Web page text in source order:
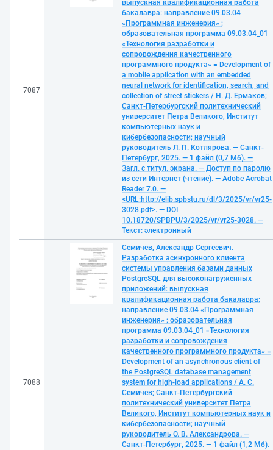
7087
выпускная квалификационная работа
бакалавра: направление 09.03.04
«Программная инженерия» ;
образовательная программа 09.03.04_01
«Технология разработки и
сопровождения качественного
программного продукта» = Development of
a mobile application with an embedded
neural network for identification, search, and
collection of street stickers / Н. Д. Ермаков;
Санкт-Петербургский политехнический
университет Петра Великого, Институт
компьютерных наук и
кибербезопасности; научный
руководитель Л. П. Котлярова. — Санкт-
Петербург, 2025. — 1 файл (0,7 Мб). —
Загл. с титул. экрана. — Доступ по паролю
из сети Интернет (чтение). — Adobe Acrobat
Reader 7.0. —
<URL:http://elib.spbstu.ru/dl/3/2025/vr/vr25-
3028.pdf>. — DOI
10.18720/SPBPU/3/2025/vr/vr25-3028. —
Текст: электронный
7088
Семичев, Александр Сергеевич.
Разработка асинхронного клиента
системы управления базами данных
PostgreSQL для высоконагруженных
приложений: выпускная
квалификационная работа бакалавра:
направление 09.03.04 «Программная
инженерия» ; образовательная
программа 09.03.04_01 «Технология
разработки и сопровождения
качественного программного продукта» =
Development of an asynchronous client of
the PostgreSQL database management
system for high-load applications / А. С.
Семичев; Санкт-Петербургский
политехнический университет Петра
Великого, Институт компьютерных наук и
кибербезопасности; научный
руководитель О. В. Александрова. —
Санкт-Петербург, 2025. — 1 файл (1,2 Мб).